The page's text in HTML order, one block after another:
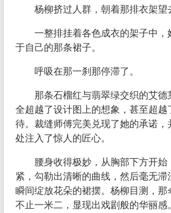
杨柳挤过人群，朝着那排衣架望
一整排挂着各色成衣的架子中，
于自己的那条裙子。
呼吸在那一刹那停滞了。
那条石榴红与翡翠绿交织的艾德
全超越了设计图上的想象，甚至超越
待。裁缝师傅完美兑现了她的承诺，
处注入了惊人的匠心。
腰身收得极妙，从胸部下方开始
紧，勾勒出清晰的曲线，然后毫无滞
瞬间绽放花朵的裙摆。杨柳目测，那
不止一米二，显现出戏剧般的华丽感